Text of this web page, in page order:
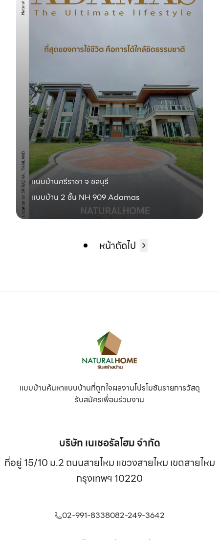
แบบบ้านศรีราชา จ.ชลบุรี
แบบบ้าน 2 ชั้น NH 909 Adamas
หน้าถัดไป
แบบบ้านค้นหาแบบบ้านที่ถูกใจผลงานโปรโมชันรายการวัสดุ
รับสมัครเพื่อนร่วมงาน
บริษัท เนเชอรัลโฮม จำกัด
ที่อยู่ 15/10 ม.2 ถนนสายไหม แขวงสายไหม เขตสายไหม
กรุงเทพฯ 10220
02-991-8338082-249-3642